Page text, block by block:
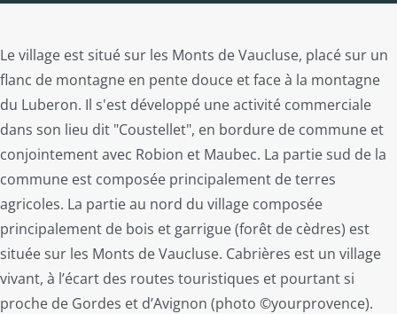
Le village est situé sur les Monts de Vaucluse, placé sur un
flanc de montagne en pente douce et face à la montagne
du Luberon. Il s'est développé une activité commerciale
dans son lieu dit "Coustellet", en bordure de commune et
conjointement avec Robion et Maubec. La partie sud de la
commune est composée principalement de terres
agricoles. La partie au nord du village composée
principalement de bois et garrigue (forêt de cèdres) est
située sur les Monts de Vaucluse. Cabrières est un village
vivant, à l’écart des routes touristiques et pourtant si
proche de Gordes et d’Avignon (photo ©yourprovence).